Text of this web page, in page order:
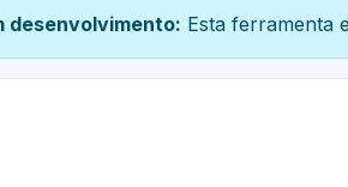
desenvolvimento: Esta ferramenta